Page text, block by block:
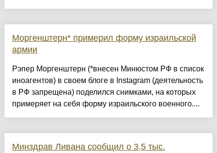
Моргенштерн* примерил форму израильской
армии
Рэпер Моргенштерн (*внесен Минюстом РФ в список
иноагентов) в своем блоге в Instagram (деятельность
в РФ запрещена) поделился снимками, на которых
примеряет на себя форму израильского военного....
Минздрав Ливана сообщил о 3,5 тыс.